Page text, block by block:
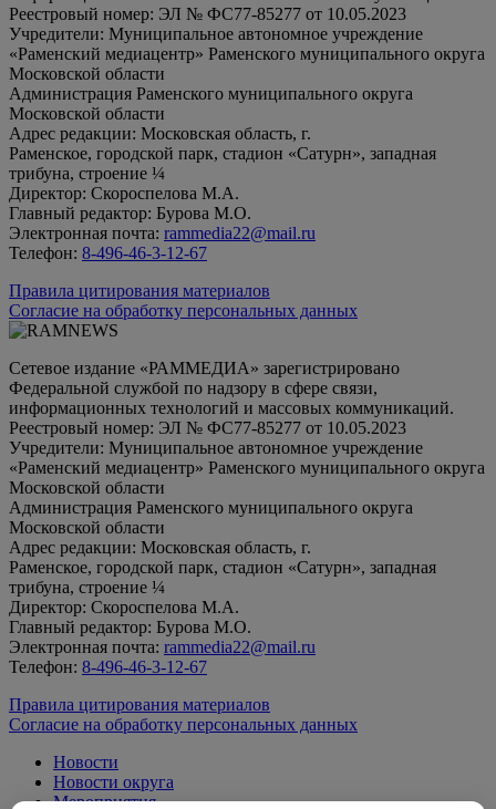
Реестровый номер: ЭЛ № ФС77-85277 от 10.05.2023
Учредители: Муниципальное автономное учреждение
«Раменский медиацентр» Раменского муниципального округа
Московской области
Администрация Раменского муниципального округа
Московской области
Адрес редакции: Московская область, г.
Раменское, городской парк, стадион «Сатурн», западная
трибуна, строение ¼
Директор: Скороспелова М.А.
Главный редактор: Бурова М.О.
Электронная почта: rammedia22@mail.ru
Телефон: 8-496-46-3-12-67
Правила цитирования материалов
Согласие на обработку персональных данных
Сетевое издание «РАММЕДИА» зарегистрировано
Федеральной службой по надзору в сфере связи,
информационных технологий и массовых коммуникаций.
Реестровый номер: ЭЛ № ФС77-85277 от 10.05.2023
Учредители: Муниципальное автономное учреждение
«Раменский медиацентр» Раменского муниципального округа
Московской области
Администрация Раменского муниципального округа
Московской области
Адрес редакции: Московская область, г.
Раменское, городской парк, стадион «Сатурн», западная
трибуна, строение ¼
Директор: Скороспелова М.А.
Главный редактор: Бурова М.О.
Электронная почта: rammedia22@mail.ru
Телефон: 8-496-46-3-12-67
Правила цитирования материалов
Согласие на обработку персональных данных
Новости
Новости округа
Мероприятия